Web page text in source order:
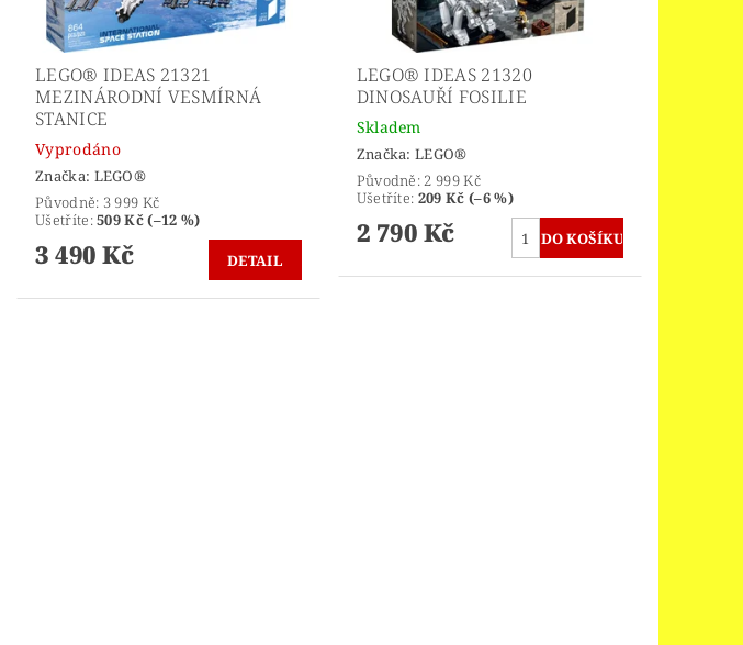
LEGO® IDEAS 21321
MEZINÁRODNÍ VESMÍRNÁ
STANICE
Vyprodáno
Značka: LEGO®
Původně: 3 999 Kč
Ušetříte:509 Kč (–12 %)
3 490 Kč DETAIL
LEGO® IDEAS 21320
DINOSAUŘÍ FOSILIE
Skladem
Značka:LEGO®
Původně:2 999 Kč
Ušetříte: 209 Kč (–6 %)
2 790 Kč